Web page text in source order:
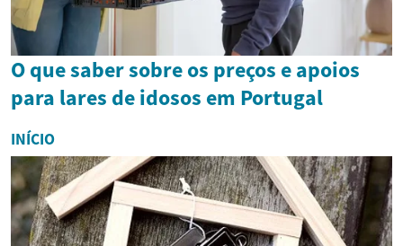
O que saber sobre os preços e apoios
para lares de idosos em Portugal
INÍCIO